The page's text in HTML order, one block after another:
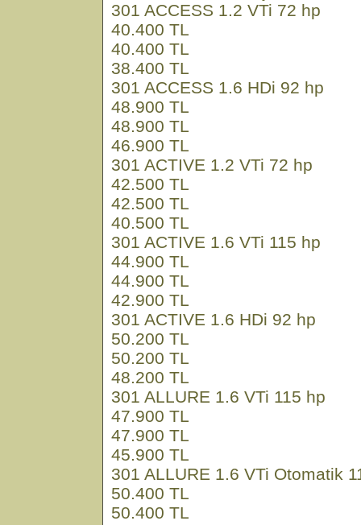
301 ACCESS 1.2 VTi 72 hp
40.400 TL
40.400 TL
38.400 TL
301 ACCESS 1.6 HDi 92 hp
48.900 TL
48.900 TL
46.900 TL
301 ACTIVE 1.2 VTi 72 hp
42.500 TL
42.500 TL
40.500 TL
301 ACTIVE 1.6 VTi 115 hp
44.900 TL
44.900 TL
42.900 TL
301 ACTIVE 1.6 HDi 92 hp
50.200 TL
50.200 TL
48.200 TL
301 ALLURE 1.6 VTi 115 hp
47.900 TL
47.900 TL
45.900 TL
301 ALLURE 1.6 VTi Otomatik
50.400 TL
50.400 TL